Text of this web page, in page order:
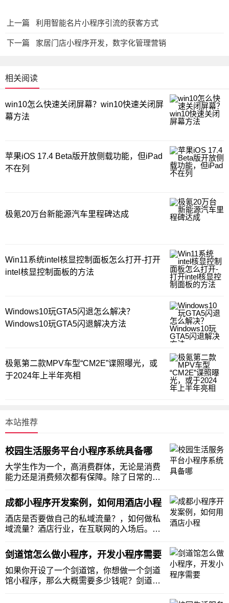
上一篇 利用智能名片小程序引流的获客方式
下一篇 家居门店小程序开发，数字化管理营销
相关阅读
win10怎么快速关闭屏幕？win10快速关闭屏
幕方法
苹果iOS 17.4 Beta版开放侧载功能，但iPad
不在列
极氪20万台新能源汽车里程碑达成
Win11系统intel核显控制面板怎么打开-打开
intel核显控制面板的方法
Windows10玩GTA5闪退怎么解决？
Windows10玩GTA5闪退解决方法
极氪第二款MPV车型“CM2E”谍照曝光，或
于2024年上半年亮相
本站推荐
校园生活服务平台小程序系统具备哪
大学生作为一个，高消费群体，无论是消费
能力还是消费频次都有保障。除了日常的吃
提出最多的局势，校园外卖，校园跑腿，校
园二手交易，以及兼职找人的需求，甚至代
取快递也是最近一个新的需求，那么，打算
创业的大学生
成都小程序开发案例，如何用酒店小程
酒店是否要做自己的私域流量？，如何做私
域流量？酒店行业，在互联网的入场后。客
来的依靠旅行社，到更加依赖平台。两者，
先后的成为酒店，客源的主要渠道。在渠道
的日益逼迫下，一些酒店开始探索建立自己
网络来源渠道
剑道馆怎么做小程序，开发小程序需要
如果你开设了一个剑道馆，你想做一个剑道
馆小程序，那么大概需要多少钱呢？剑道馆